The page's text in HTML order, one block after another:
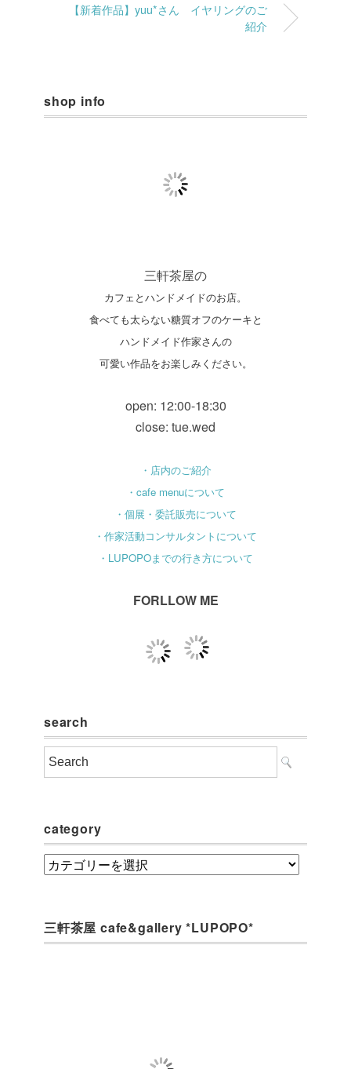
【新着作品】yuu*さん イヤリングのご
紹介
shop info
三軒茶屋の
カフェとハンドメイドのお店。
食べても太らない糖質オフのケーキと
ハンドメイド作家さんの
可愛い作品をお楽しみください。
open: 12:00-18:30
close: tue.wed
・店内のご紹介
・cafe menuについて
・個展・委託販売について
・作家活動コンサルタントについて
・LUPOPOまでの行き方について
FORLLOW ME
search
category
category
三軒茶屋 cafe&gallery *LUPOPO*